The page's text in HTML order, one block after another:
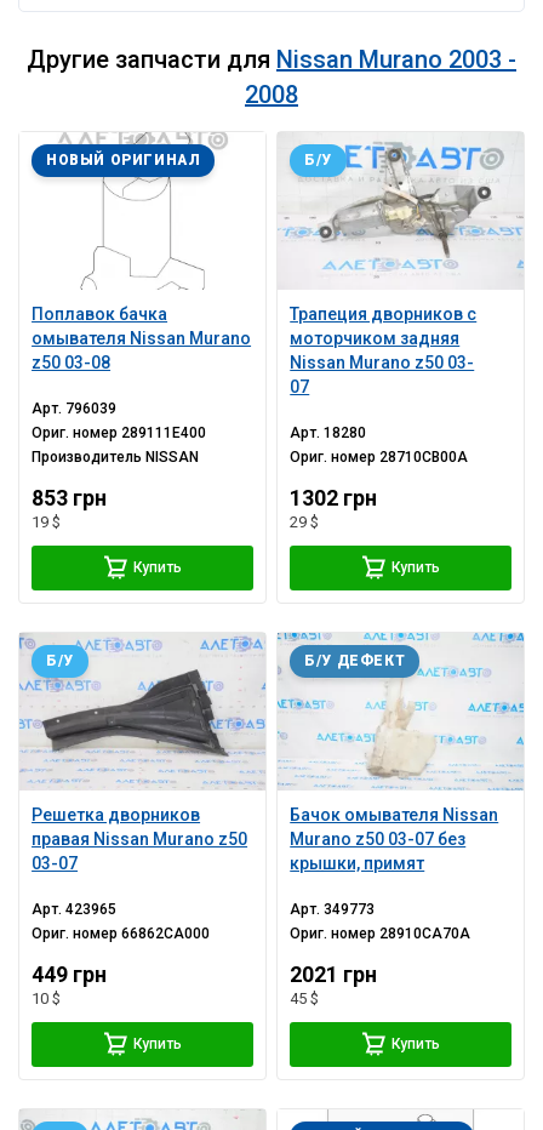
Другие запчасти для Nissan Murano 2003 -
2008
Поплавок бачка
омывателя Nissan Murano
z50 03-08
НОВЫЙ ОРИГИНАЛ
Арт. 796039
Ориг. номер 289111E400
Производитель NISSAN
853 грн
19 $
Купить
Трапеция дворников с
моторчиком задняя
Nissan Murano z50 03-
07
Б/У
Арт.18280
Ориг. номер 28710CB00A
1302 грн
29 $
Купить
Решетка дворников
правая Nissan Murano z50
03-07
Б/У
Арт.423965
Ориг. номер66862CA000
449 грн
10 $
Купить
Бачок омывателя Nissan
Murano z50 03-07 без
крышки, примят
Б/У ДЕФЕКТ
Арт.349773
Ориг. номер 28910CA70A
2021 грн
45 $
Купить